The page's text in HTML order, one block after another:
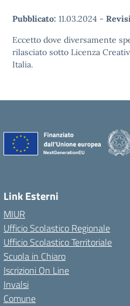
Pubblicato: 11.03.2024 -
Eccetto dove diversamente
rilasciato sotto Licenza
Italia.
Link Esterni
MIUR
Ufficio Scolastico Regionale
Ufficio Scolastico Territoriale
Scuola in Chiaro
Iscrizioni On Line
Invalsi
Comune